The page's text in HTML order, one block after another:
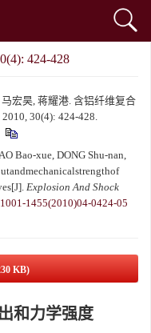
424-428
宏昊, 蒋耀港. 含铝纤维复合
30(4): 424-428.
Bao-xue, DONG Shu-nan,
Explosion And Shock
1455(2010)04-0424-05
KB)
和力学强度